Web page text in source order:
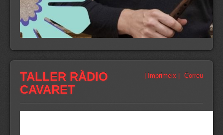
Correu
| Imprimeix |
TALLER RÀDIO
CAVARET